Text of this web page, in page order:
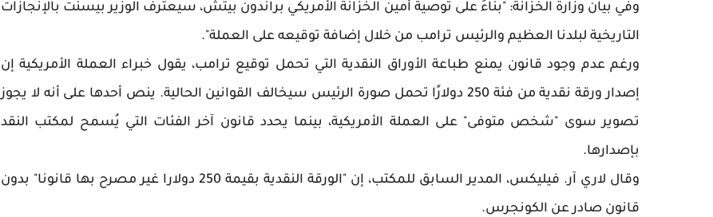
وفي بيان وزارة الخزانة: "بناءً على توصية أمين الخزانة الأمريكي براندون بيتش، سيعترف الوزير بيسنت بالإنجازات
التاريخية لبلدنا العظيم والرئيس ترامب من خلال إضافة توقيعه على العملة".
ورغم عدم وجود قانون يمنع طباعة الأوراق النقدية التي تحمل توقيع ترامب، يقول خبراء العملة الأمريكية إن
إصدار ورقة نقدية من فئة 250 دولارًا تحمل صورة الرئيس سيخالف القوانين الحالية. ينص أحدها على أنه لا يجوز
تصوير سوى "شخص متوفى" على العملة الأمريكية، بينما يحدد قانون آخر الفئات التي يُسمح لمكتب النقد
بإصدارها.
وقال لاري آر. فيليكس، المدير السابق للمكتب، إن "الورقة النقدية بقيمة 250 دولارا غير مصرح بها قانونا" بدون
قانون صادر عن الكونجرس.